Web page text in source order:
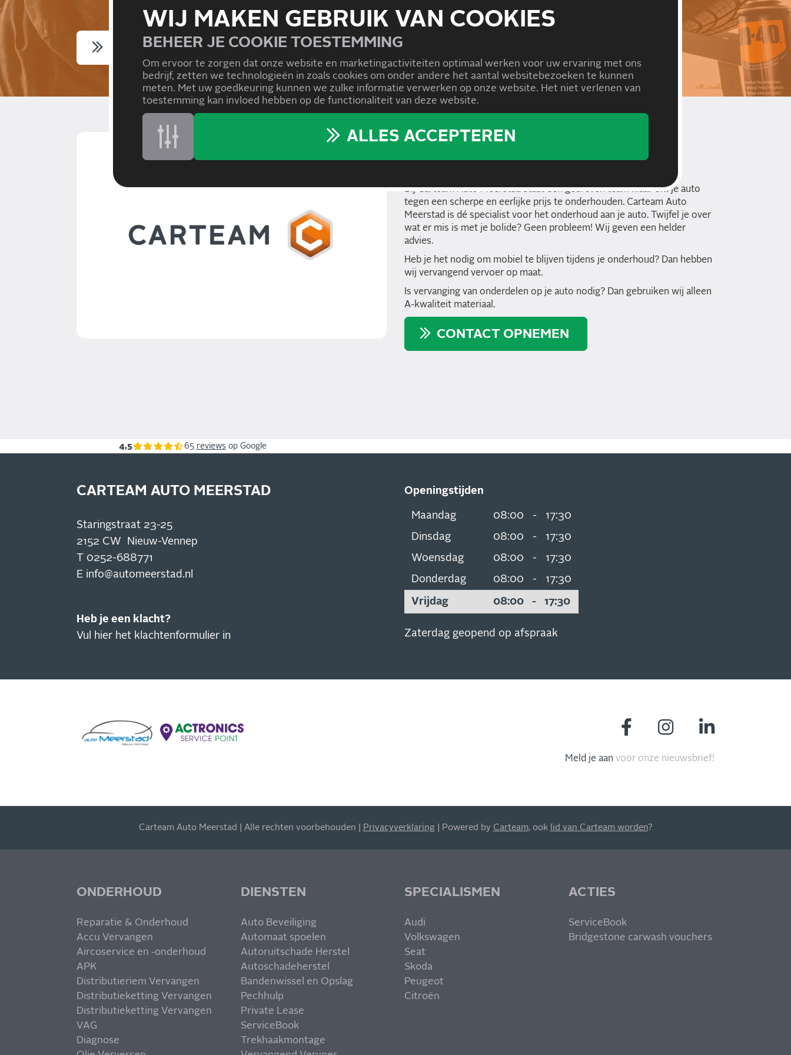
MAAK EEN AFSPRAAK
WAAROM CARTEAM AUTO
MEERSTAD?
Bij Carteam Auto Meerstad staat een gedreven team klaar om je auto
tegen een scherpe en eerlijke prijs te onderhouden. Carteam Auto
Meerstad is dé specialist voor het onderhoud aan je auto. Twijfel je over
wat er mis is met je bolide? Geen probleem! Wij geven een helder
advies.
Heb je het nodig om mobiel te blijven tijdens je onderhoud? Dan hebben
wij vervangend vervoer op maat.
Is vervanging van onderdelen op je auto nodig? Dan gebruiken wij alleen
A-kwaliteit materiaal.
CONTACT OPNEMEN
4,5 65 reviews op Google
CARTEAM AUTO MEERSTAD
Staringstraat 23-25
2152 CW Nieuw-Vennep
T 0252-688771
E info@automeerstad.nl
Heb je een klacht?
Vul hier het klachtenformulier in
Openingstijden
Maandag 08:00 -
17:30
Dinsdag
08:00 -
17:30
Woensdag
08:00 -
17:30
Donderdag
08:00 - 17:30
Vrijdag 08:00 - 17:30
Zaterdag geopend op afspraak
Meld je aan voor onze nieuwsbrief!
MIS NIETS
Carteam Auto Meerstad | Alle rechten voorbehouden | Privacyverklaring| Powered by Carteam, ook lid van Carteam worden?
ONDERHOUD
Reparatie & Onderhoud
Accu Vervangen
Aircoservice en -onderhoud
APK
Distributieriem Vervangen
Distributieketting Vervangen
Distributieketting Vervangen
VAG
Diagnose
DIENSTEN
Auto Beveiliging
Automaat spoelen
Autoruitschade Herstel
Autoschadeherstel
Bandenwissel en Opslag
Pechhulp
Private Lease
ServiceBook
Trekhaakmontage
SPECIALISMEN
Audi
Volkswagen
Seat
Skoda
Peugeot
Citroën
ACTIES
ServiceBook
Bridgestone carwash vouchers
WIJ MAKEN GEBRUIK VAN COOKIES
BEHEER JE COOKIE TOESTEMMING
Om ervoor te zorgen dat onze website en marketingactiviteiten optimaal werken voor uw ervaring met ons
bedrijf, zetten we technologieën in zoals cookies om onder andere het aantal websitebezoeken te kunnen
meten. Met uw goedkeuring kunnen we zulke informatie verwerken op onze website. Het niet verlenen van
toestemming kan invloed hebben op de functionaliteit van deze website.
ALLES ACCEPTEREN